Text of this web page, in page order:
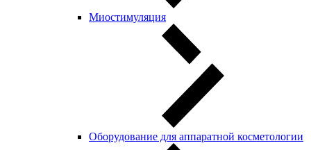
Миостимуляция
Оборудование для аппаратной косметологии